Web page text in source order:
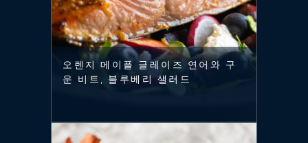
오렌지 메이플 글레이즈 연어와 구
운 비트, 블루베리 샐러드